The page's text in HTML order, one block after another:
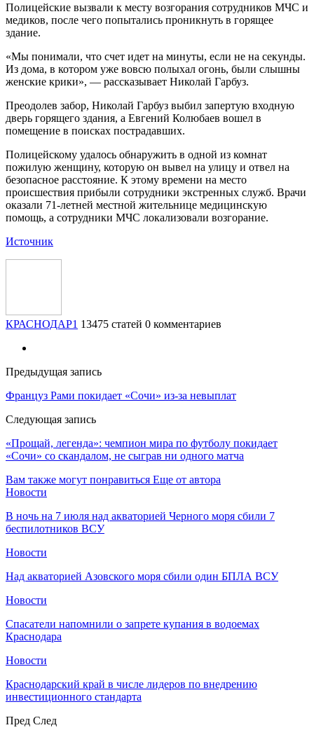
Полицейские вызвали к месту возгорания сотрудников МЧС и
медиков, после чего попытались проникнуть в горящее
здание.
«Мы понимали, что счет идет на минуты, если не на секунды.
Из дома, в котором уже вовсю полыхал огонь, были слышны
женские крики», — рассказывает Николай Гарбуз.
Преодолев забор, Николай Гарбуз выбил запертую входную
дверь горящего здания, а Евгений Колюбаев вошел в
помещение в поисках пострадавших.
Полицейскому удалось обнаружить в одной из комнат
пожилую женщину, которую он вывел на улицу и отвел на
безопасное расстояние. К этому времени на место
происшествия прибыли сотрудники экстренных служб. Врачи
оказали 71-летней местной жительнице медицинскую
помощь, а сотрудники МЧС локализовали возгорание.
Источник
КРАСНОДАР1 13475 статей 0 комментариев
Предыдущая запись
Француз Рами покидает «Сочи» из-за невыплат
Следующая запись
«Прощай, легенда»: чемпион мира по футболу покидает
«Сочи» со скандалом, не сыграв ни одного матча
Вам также могут понравиться Еще от автора
Новости
В ночь на 7 июля над акваторией Черного моря сбили 7
беспилотников ВСУ
Новости
Над акваторией Азовского моря сбили один БПЛА ВСУ
Новости
Спасатели напомнили о запрете купания в водоемах
Краснодара
Новости
Краснодарский край в числе лидеров по внедрению
инвестиционного стандарта
Пред След